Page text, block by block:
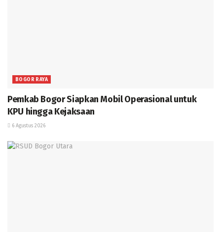
BOGOR RAYA
Pemkab Bogor Siapkan Mobil Operasional untuk
KPU hingga Kejaksaan
6 Agustus 2026